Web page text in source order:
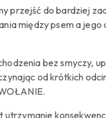
przejść do bardziej
między psem a jego
bez smyczy,
od krótkich
utrzymanie